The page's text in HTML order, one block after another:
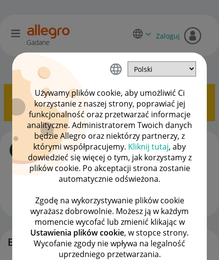
Używamy plików cookie, aby umożliwić Ci
korzystanie z naszej strony, poprawiać jej
funkcjonalność oraz przetwarzać informacje
analityczne. Administratorem Twoich danych
będzie Allegro oraz niektórzy partnerzy, z
którymi współpracujemy. Kliknij tutaj, aby
dowiedzieć się więcej o tym, jak korzystamy z
plików cookie. Po akceptacji strona zostanie
automatycznie odświeżona.
Zgodę na wykorzystywanie plików cookie
wyrażasz dobrowolnie. Możesz ją w każdym
momencie wycofać lub zmienić klikając w
Ustawienia plików cookie, w stopce strony.
Wycofanie zgody nie wpływa na legalność
uprzedniego przetwarzania.
Gadane
Zaloguj
Początkujący sprzedawcy OPCJE
Pokazywanie tematów z etykietąAllegro One
Kurier.Pokaż wszystkie tematy
Nie otrzymałam zwrotu, a i tak allegro
zmusza mnie do oddania pieniędzy
kupującemu
Diabetologicz‎25-07-202512:40
AS940
27ODPOWIEDZI 2488 WYŚWIETLEŃ
Etykiety